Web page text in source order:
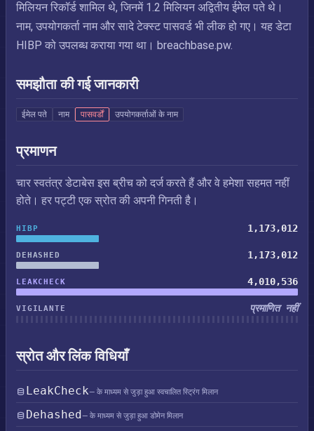
मिलियन रिकॉर्ड शामिल थे, जिनमें 1.2 मिलियन अद्वितीय ईमेल पते थे।
नाम, उपयोगकर्ता नाम और सादे टेक्स्ट पासवर्ड भी लीक हो गए। यह डेटा
HIBP को उपलब्ध कराया गया था। breachbase.pw.
समझौता की गई जानकारी
ईमेल पते नाम पासवर्डों उपयोगकर्ताओं के नाम
प्रमाणन
चार स्वतंत्र डेटाबेस इस ब्रीच को दर्ज करते हैं और वे हमेशा सहमत नहीं
होते। हर पट्टी एक स्रोत की अपनी गिनती है।
HIBP 1,173,012
DEHASHED 1,173,012
LEAKCHECK 4,010,536
VIGILANTE प्रमाणित नहीं
स्रोत और लिंक विधियाँ
LeakCheck— के माध्यम से जुड़ा हुआ स्वचालित स्ट्रिंग मिलान
Dehashed— के माध्यम से जुड़ा हुआ डोमेन मिलान